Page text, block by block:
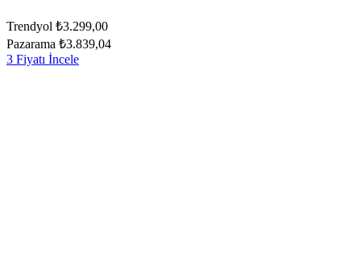
Trendyol ₺3.299,00
Pazarama ₺3.839,04
3 Fiyatı İncele